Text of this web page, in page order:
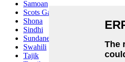
Samoan
Scots Gaelic
Shona
Sindhi
Sundanese
Swahili
Tajik